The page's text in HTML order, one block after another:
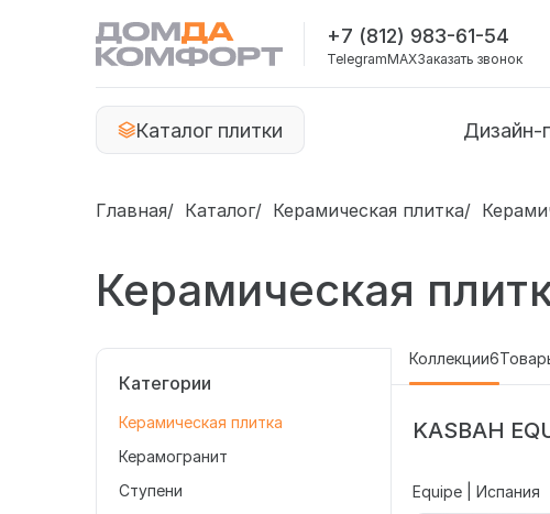
+7 (812) 983-61-54
TelegramMAXЗаказать звонок
Каталог плитки Дизайн-
Главная Каталог Керамическая плитка
Керамическая
Категории
Керамическая плитка
Керамогранит
Ступени
Коллекции6
KASBAH
Equipe | Испания